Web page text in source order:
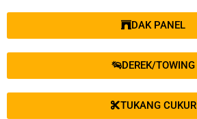
DAK PANEL
DEREK/TOWING
TUKANG CUKUR